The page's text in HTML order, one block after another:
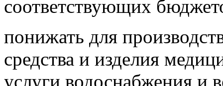
соответствующих
понижать для
средства и изделия
услуги водоснабжения и